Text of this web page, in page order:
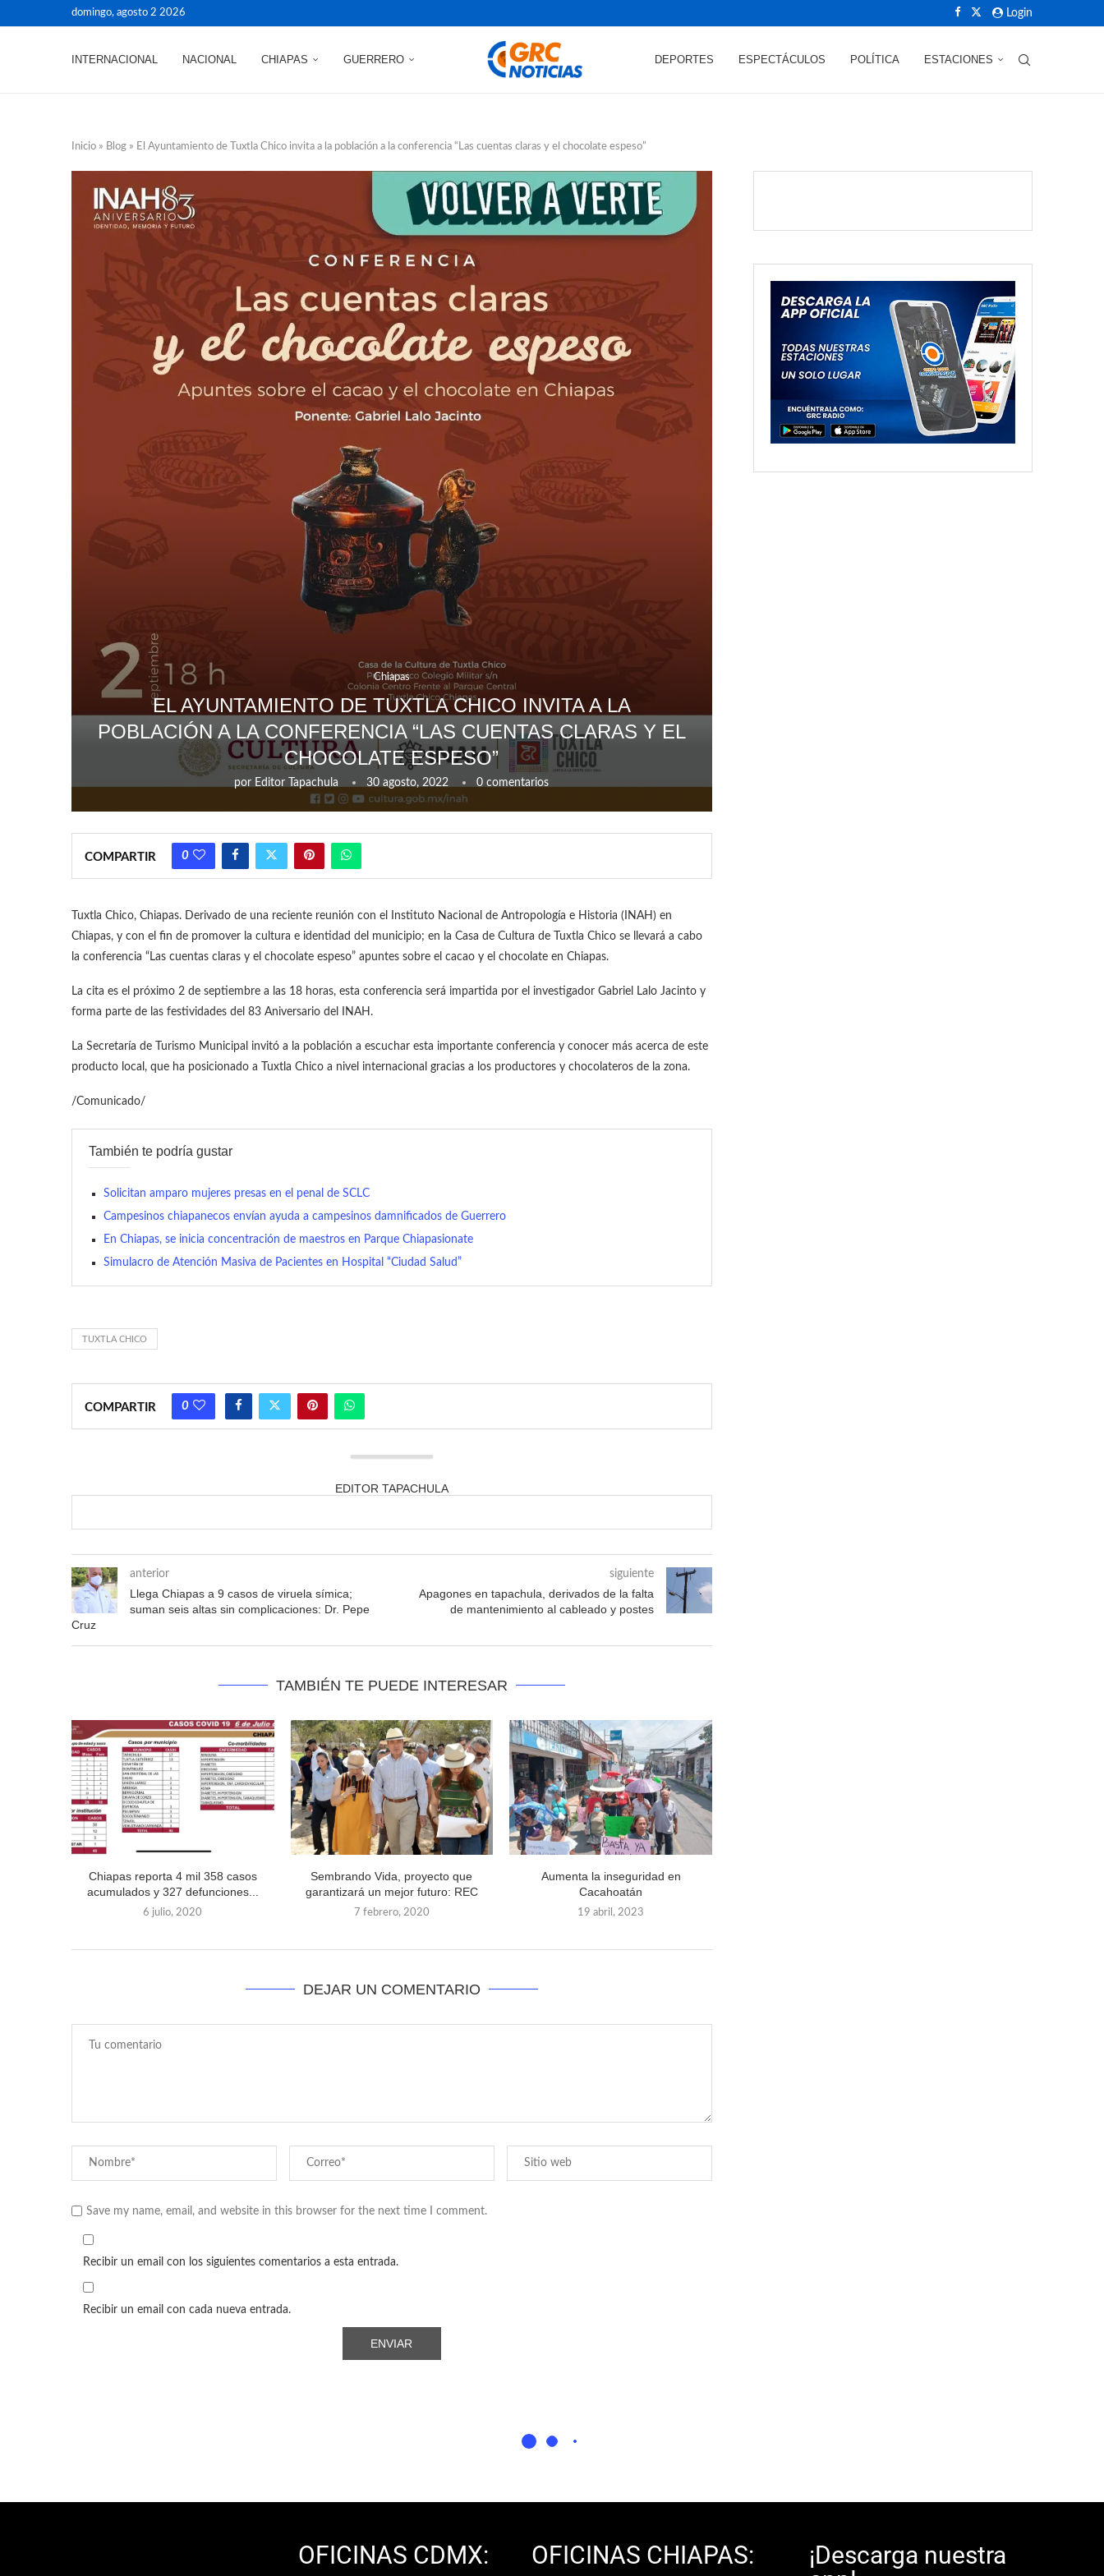
domingo, agosto 2 2026 Login
INTERNACIONAL NACIONAL CHIAPAS GUERRERO DEPORTES ESPECTÁCULOS POLÍTICA ESTACIONES
Inicio » Blog » El Ayuntamiento de Tuxtla Chico invita a la población a la conferencia “Las cuentas claras y el chocolate espeso”
Chiapas
EL AYUNTAMIENTO DE TUXTLA CHICO INVITA A LA
POBLACIÓN A LA CONFERENCIA “LAS CUENTAS CLARAS Y EL
CHOCOLATE ESPESO”
por Editor Tapachula 30 agosto, 2022 0 comentarios
COMPARTIR 0
Tuxtla Chico, Chiapas. Derivado de una reciente reunión con el Instituto Nacional de Antropología e Historia (INAH) en
Chiapas, y con el fin de promover la cultura e identidad del municipio; en la Casa de Cultura de Tuxtla Chico se llevará a cabo
la conferencia “Las cuentas claras y el chocolate espeso” apuntes sobre el cacao y el chocolate en Chiapas.
La cita es el próximo 2 de septiembre a las 18 horas, esta conferencia será impartida por el investigador Gabriel Lalo Jacinto y
forma parte de las festividades del 83 Aniversario del INAH.
La Secretaría de Turismo Municipal invitó a la población a escuchar esta importante conferencia y conocer más acerca de este
producto local, que ha posicionado a Tuxtla Chico a nivel internacional gracias a los productores y chocolateros de la zona.
/Comunicado/
También te podría gustar
Solicitan amparo mujeres presas en el penal de SCLC
Campesinos chiapanecos envían ayuda a campesinos damnificados de Guerrero
En Chiapas, se inicia concentración de maestros en Parque Chiapasionate
Simulacro de Atención Masiva de Pacientes en Hospital “Ciudad Salud”
TUXTLA CHICO
COMPARTIR 0
EDITOR TAPACHULA
anterior
Llega Chiapas a 9 casos de viruela símica;
suman seis altas sin complicaciones: Dr. Pepe
Cruz
siguiente
Apagones en tapachula, derivados de la falta
de mantenimiento al cableado y postes
TAMBIÉN TE PUEDE INTERESAR
Chiapas reporta 4 mil 358 casos
acumulados y 327 defunciones...
6 julio, 2020
Sembrando Vida, proyecto que
garantizará un mejor futuro: REC
7 febrero, 2020
Aumenta la inseguridad en
Cacahoatán
19 abril, 2023
DEJAR UN COMENTARIO
Save my name, email, and website in this browser for the next time I comment.
Recibir un email con los siguientes comentarios a esta entrada.
Recibir un email con cada nueva entrada.
OFICINAS CDMX: OFICINAS CHIAPAS:
¡Descarga nuestra